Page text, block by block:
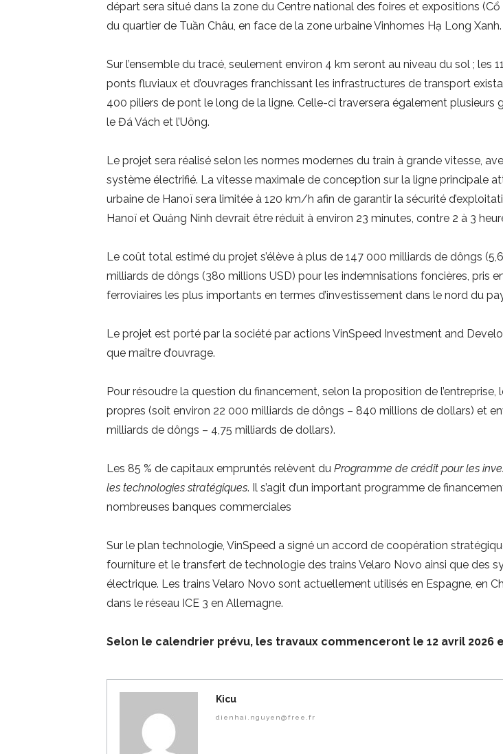
départ sera situé dans la zone du Centre national des foires et expositions
du quartier de Tuần Châu, en face de la zone urbaine Vinhomes Hạ Long Xanh.
Sur l’ensemble du tracé, seulement environ 4 km seront au niveau du sol ; les
ponts fluviaux et d’ouvrages franchissant les infrastructures de transport
400 piliers de pont le long de la ligne. Celle-ci traversera également plusieurs
le Đá Vách et l’Uông.
Le projet sera réalisé selon les normes modernes du train à grande vitesse,
système électrifié. La vitesse maximale de conception sur la ligne principale
urbaine de Hanoï sera limitée à 120 km/h afin de garantir la sécurité
Hanoï et Quảng Ninh devrait être réduit à environ 23 minutes, contre 2 à 3
Le coût total estimé du projet s’élève à plus de 147 000 milliards de dôngs
milliards de dôngs (380 millions USD) pour les indemnisations foncières, pris
ferroviaires les plus importants en termes d’investissement dans le nord du
Le projet est porté par la société par actions VinSpeed Investment and
que maître d’ouvrage.
Pour résoudre la question du financement, selon la proposition de
propres (soit environ 22 000 milliards de dôngs – 840 millions de dollars) et
milliards de dôngs – 4,75 milliards de dollars).
Les 85 % de capitaux empruntés relèvent du Programme de crédit pour les
les technologies stratégiques. Il s’agit d’un important programme de
nombreuses banques commerciales
Sur le plan technologie, VinSpeed a signé un accord de coopération
fourniture et le transfert de technologie des trains Velaro Novo ainsi que des
électrique. Les trains Velaro Novo sont actuellement utilisés en Espagne, en
dans le réseau ICE 3 en Allemagne.
Selon le calendrier prévu, les travaux commenceront le 12 avril 2026
Kicu
dienhai.nguyen@free.fr